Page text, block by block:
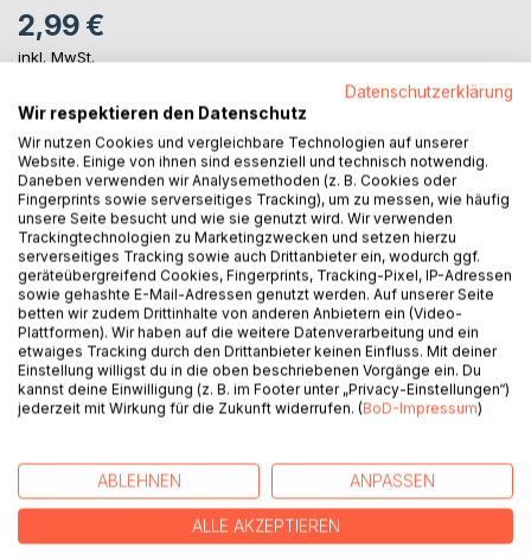
2,99 €
inkl. MwSt.
IN DEN WARENKORB
Auf die Merkliste
Titel bewerten
Die Autorin schreib diese fiktive Kurzgeschichte, die
zeitlich ins Hochmittelalter fällt, während des
Datenschutzerklärung
Wir respektieren den Datenschutz
Wir nutzen Cookies und vergleichbare Technologien auf unserer
Website. Einige von ihnen sind essenziell und technisch notwendig.
Daneben verwenden wir Analysemethoden (z. B. Cookies oder
Fingerprints sowie serverseitiges Tracking), um zu messen, wie häufig
unsere Seite besucht und wie sie genutzt wird. Wir verwenden
Trackingtechnologien zu Marketingzwecken und setzen hierzu
serverseitiges Tracking sowie auch Drittanbieter ein, wodurch ggf.
geräteübergreifend Cookies, Fingerprints, Tracking-Pixel, IP-Adressen
sowie gehashte E-Mail-Adressen genutzt werden. Auf unserer Seite
betten wir zudem Drittinhalte von anderen Anbietern ein (Video-
Plattformen). Wir haben auf die weitere Datenverarbeitung und ein
etwaiges Tracking durch den Drittanbieter keinen Einfluss. Mit deiner
Einstellung willigst du in die oben beschriebenen Vorgänge ein. Du
kannst deine Einwilligung (z. B. im Footer unter „Privacy-Einstellungen“)
jederzeit mit Wirkung für die Zukunft widerrufen. (BoD-Impressum)
ABLEHNEN ANPASSEN
ALLE AKZEPTIEREN